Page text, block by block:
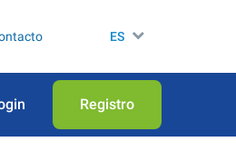
ES
Registro